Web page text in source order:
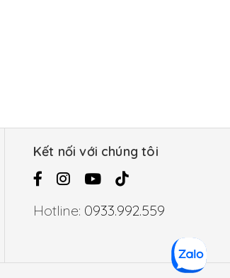
Kết nối với chúng tôi
Hotline: 0933.992.559